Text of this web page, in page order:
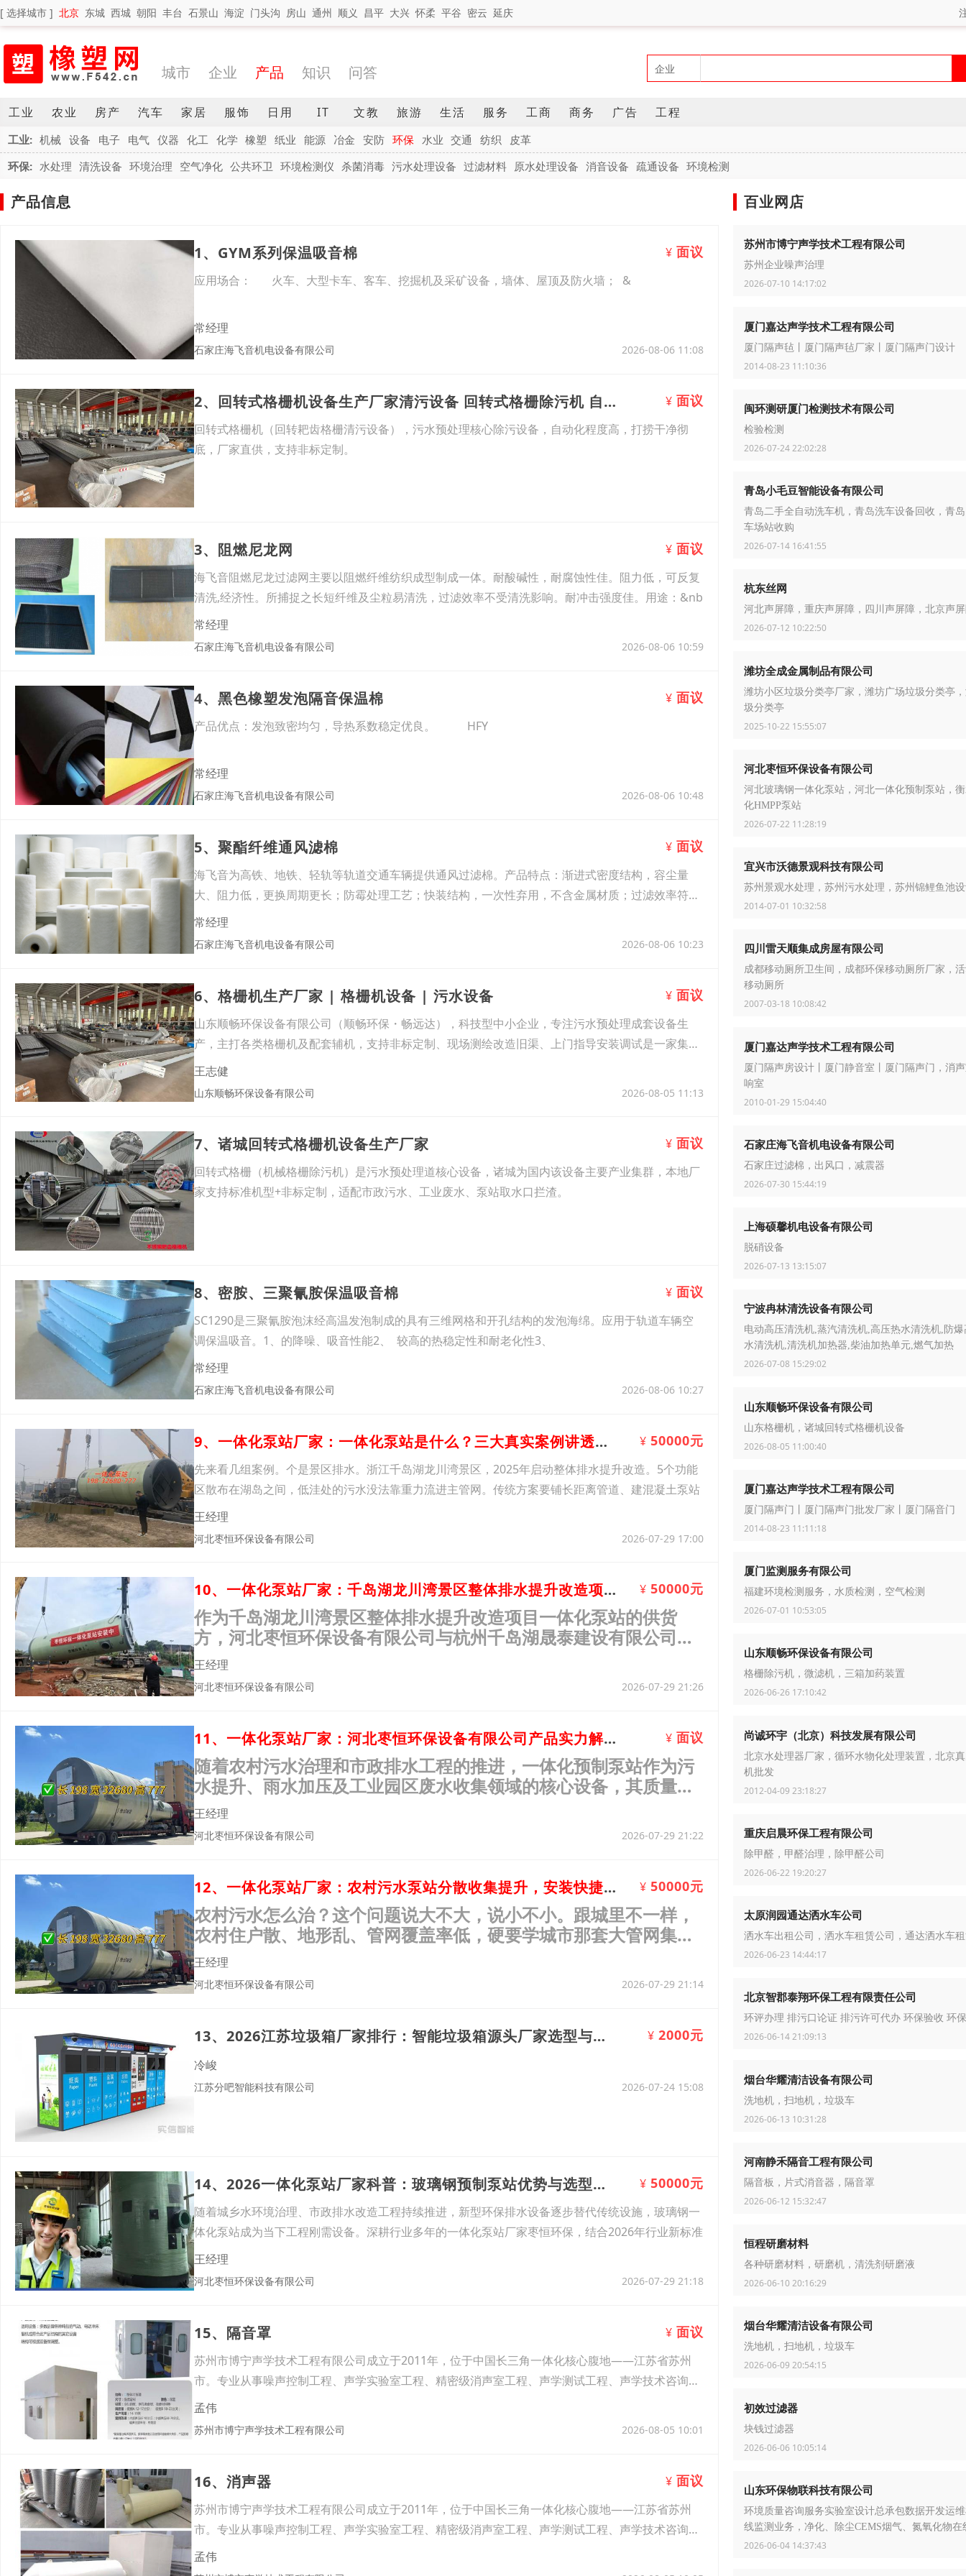
[ 选择城市 ] 北京 东城 西城 朝阳 丰台 石景山 海淀 门头沟 房山 通州 顺义 昌平 大兴 怀柔 平谷 密云 延庆
城市 企业 产品 知识 问答
工业 农业 房产 汽车 家居 服饰 日用 IT 文教 旅游 生活 服务 工商 商务 广告 工程
工业: 机械 设备 电子 电气 仪器 化工 化学 橡塑 纸业 能源 冶金 安防 环保 水业 交通 纺织
皮革
环保: 水处理 清洗设备 环境治理 空气净化 公共环卫 环境检测仪 杀菌消毒 污水处理设备 过滤材料 原水处理设备 消音设备 疏通设备 环境检测
产品信息
1、GYM系列保温吸音棉 ¥ 面议
应用场合： 火车、大型卡车、客车、挖掘机及采矿设备，墙体、屋顶及防火墙； &
常经理
石家庄海飞音机电设备有限公司 2026-08-06 11:08
2、回转式格栅机设备生产厂家清污设备 回转式格栅除污机 自动化程度高 打捞干净 ¥ 面议
回转式格栅机（回转耙齿格栅清污设备），污水预处理核心除污设备，自动化程度高，打捞干净彻
底，厂家直供，支持非标定制。
3、阻燃尼龙网 ¥ 面议
海飞音阻燃尼龙过滤网主要以阻燃纤维纺织成型制成一体。耐酸碱性，耐腐蚀性佳。阻力低，可反复
清洗,经济性。所捕捉之长短纤维及尘粒易清洗，过滤效率不受清洗影响。耐冲击强度佳。用途：&nb
常经理
石家庄海飞音机电设备有限公司 2026-08-06 10:59
4、黑色橡塑发泡隔音保温棉 ¥ 面议
产品优点：发泡致密均匀，导热系数稳定优良。 HFY
常经理
石家庄海飞音机电设备有限公司 2026-08-06 10:48
5、聚酯纤维通风滤棉 ¥ 面议
海飞音为高铁、地铁、轻轨等轨道交通车辆提供通风过滤棉。产品特点：渐进式密度结构，容尘量
大、阻力低，更换周期更长；防霉处理工艺；快装结构，一次性弃用，不含金属材质；过滤效率符合
EN7
常经理
石家庄海飞音机电设备有限公司 2026-08-06 10:23
6、格栅机生产厂家 | 格栅机设备 | 污水设备 ¥ 面议
山东顺畅环保设备有限公司（顺畅环保・畅远达），科技型中小企业，专注污水预处理成套设备生
产，主打各类格栅机及配套辅机，支持非标定制、现场测绘改造旧渠、上门指导安装调试是一家集研
发、生
王志健
山东顺畅环保设备有限公司 2026-08-05 11:13
7、诸城回转式格栅机设备生产厂家 ¥ 面议
回转式格栅（机械格栅除污机）是污水预处理道核心设备，诸城为国内该设备主要产业集群，本地厂
家支持标准机型+非标定制，适配市政污水、工业废水、泵站取水口拦渣。
8、密胺、三聚氰胺保温吸音棉 ¥ 面议
SC1290是三聚氰胺泡沫经高温发泡制成的具有三维网格和开孔结构的发泡海绵。应用于轨道车辆空
调保温吸音。1、的降噪、吸音性能2、 较高的热稳定性和耐老化性3、
常经理
石家庄海飞音机电设备有限公司 2026-08-06 10:27
9、一体化泵站厂家：一体化泵站是什么？三大真实案例讲透工作原理与选型逻辑 ¥ 50000元
先来看几组案例。个是景区排水。浙江千岛湖龙川湾景区，2025年启动整体排水提升改造。5个功能
区散布在湖岛之间，低洼处的污水没法靠重力流进主管网。传统方案要铺长距离管道、建混凝土泵站
王经理
河北枣恒环保设备有限公司 2026-07-29 17:00
10、一体化泵站厂家：千岛湖龙川湾景区整体排水提升改造项目泵站交付全记录 ¥ 50000元
作为千岛湖龙川湾景区整体排水提升改造项目一体化泵站的供货
方，河北枣恒环保设备有限公司与杭州千岛湖晟泰建设有限公司于
2025年8月8日正式签订《泵站加工定制合同》（合同编号2
王经理
河北枣恒环保设备有限公司 2026-07-29 21:26
11、一体化泵站厂家：河北枣恒环保设备有限公司产品实力解析与选型参考 ¥ 面议
随着农村污水治理和市政排水工程的推进，一体化预制泵站作为污
水提升、雨水加压及工业园区废水收集领域的核心设备，其质量稳
定性与技术适配性直接决定了工程落地成效与长期运维成本。当
王经理
河北枣恒环保设备有限公司 2026-07-29 21:22
12、一体化泵站厂家：农村污水泵站分散收集提升，安装快捷占地少 ¥ 50000元
农村污水怎么治？这个问题说大不大，说小不小。跟城里不一样，
农村住户散、地形乱、管网覆盖率低，硬要学城市那套大管网集中
输送，别说投资扛不住，施工条件也不允许。一体化泵站倒是走
王经理
河北枣恒环保设备有限公司 2026-07-29 21:14
13、2026江苏垃圾箱厂家排行：智能垃圾箱源头厂家选型与核心优势解析 ¥ 2000元
冷峻
江苏分吧智能科技有限公司 2026-07-24 15:08
14、2026一体化泵站厂家科普：玻璃钢预制泵站优势与选型全解析 ¥ 50000元
随着城乡水环境治理、市政排水改造工程持续推进，新型环保排水设备逐步替代传统设施，玻璃钢一
体化泵站成为当下工程刚需设备。深耕行业多年的一体化泵站厂家枣恒环保，结合2026年行业新标准
王经理
河北枣恒环保设备有限公司 2026-07-29 21:18
15、隔音罩 ¥ 面议
苏州市博宁声学技术工程有限公司成立于2011年，位于中国长三角一体化核心腹地——江苏省苏州
市。专业从事噪声控制工程、声学实验室工程、精密级消声室工程、声学测试工程、声学技术咨询与
服
孟伟
苏州市博宁声学技术工程有限公司 2026-08-05 10:01
16、消声器 ¥ 面议
苏州市博宁声学技术工程有限公司成立于2011年，位于中国长三角一体化核心腹地——江苏省苏州
市。专业从事噪声控制工程、声学实验室工程、精密级消声室工程、声学测试工程、声学技术咨询与
服
孟伟
百业网店
苏州市博宁声学技术工程有限公司
苏州企业噪声治理
2026-07-10 14:17:02
厦门嘉达声学技术工程有限公司
厦门隔声毡丨厦门隔声毡厂家丨厦门隔声门设计
2014-08-23 11:10:36
闽环测研厦门检测技术有限公司
检验检测
2026-07-24 22:02:28
青岛小毛豆智能设备有限公司
青岛二手全自动洗车机，青岛洗车设备回收，青
车场站收购
2026-07-14 16:41:55
杭东丝网
河北声屏障，重庆声屏障，四川声屏障，北京声
2026-07-12 10:22:50
潍坊全成金属制品有限公司
潍坊小区垃圾分类亭厂家，潍坊广场垃圾分类亭
圾分类亭
2025-10-22 15:55:07
河北枣恒环保设备有限公司
河北玻璃钢一体化泵站，河北一体化预制泵站，
化HMPP泵站
2026-07-22 11:28:19
宜兴市沃德景观科技有限公司
苏州景观水处理，苏州污水处理，苏州锦鲤鱼池
2014-07-01 10:32:58
四川雷天顺集成房屋有限公司
成都移动厕所卫生间，成都环保移动厕所厂家，
移动厕所
2007-03-18 10:08:42
厦门嘉达声学技术工程有限公司
厦门隔声房设计丨厦门静音室丨厦门隔声门，消
响室
2010-01-29 15:04:40
石家庄海飞音机电设备有限公司
石家庄过滤棉，出风口，减震器
2026-07-30 15:44:19
上海硕馨机电设备有限公司
脱硝设备
2026-07-13 13:15:07
宁波冉林清洗设备有限公司
电动高压清洗机,蒸汽清洗机,高压热水清洗机,防
水清洗机,清洗机加热器,柴油加热单元,燃气加热
2026-07-08 15:29:02
山东顺畅环保设备有限公司
山东格栅机，诸城回转式格栅机设备
2026-08-05 11:00:40
厦门嘉达声学技术工程有限公司
厦门隔声门丨厦门隔声门批发厂家丨厦门隔音门
2014-08-23 11:11:18
厦门监测服务有限公司
福建环境检测服务，水质检测，空气检测
2026-07-01 10:53:05
山东顺畅环保设备有限公司
格栅除污机，微滤机，三箱加药装置
2026-06-26 17:10:42
尚诚环宇（北京）科技发展有限公司
北京水处理器厂家，循环水物化处理装置，北京
机批发
2012-04-09 23:18:27
重庆启晨环保工程有限公司
除甲醛，甲醛治理，除甲醛公司
2026-06-22 19:20:27
太原润园通达洒水车公司
洒水车出租公司，洒水车租赁公司，通达洒水车
2026-06-23 14:44:17
北京智郡泰翔环保工程有限责任公司
环评办理 排污口论证 排污许可代办 环保验收 环
2026-06-14 21:09:13
烟台华耀清洁设备有限公司
洗地机，扫地机，垃圾车
2026-06-13 10:31:28
河南静禾隔音工程有限公司
隔音板，片式消音器，隔音罩
2026-06-12 15:32:47
恒程研磨材料
各种研磨材料，研磨机，清洗剂研磨液
2026-06-10 20:16:29
烟台华耀清洁设备有限公司
洗地机，扫地机，垃圾车
2026-06-09 20:54:15
初效过滤器
块钱过滤器
2026-06-06 10:05:14
山东环保物联科技有限公司
环境质量咨询服务实验室设计总承包数据开发运
线监测业务，净化、除尘CEMS烟气、氮氧化物在
2026-06-04 14:37:43